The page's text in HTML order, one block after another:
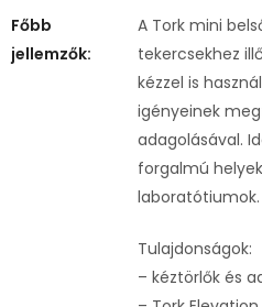
Főbb
jellemzők:
A Tork mini
tekercsekhez
kézzel is
igényeinek
adagolásával.
forgalmú
laboratótiumok.
Tulajdonságok:
– kéztörlők és